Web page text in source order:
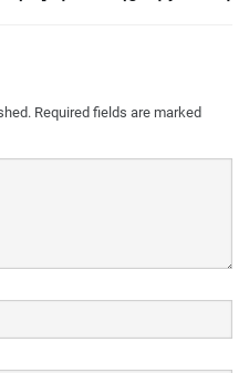
Required fields are marked